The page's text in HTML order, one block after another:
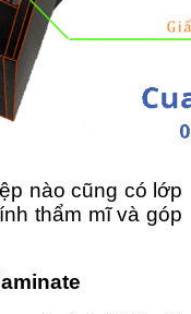
nào cũng có lớp
thẩm mĩ và góp